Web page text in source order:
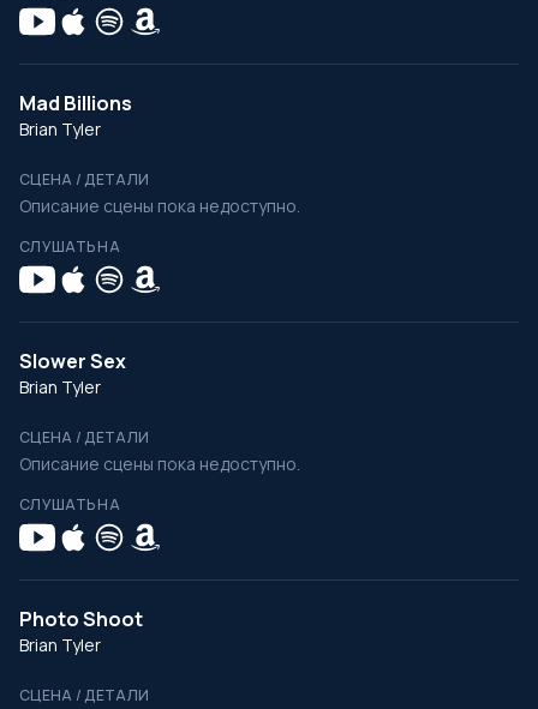
Mad Billions
Brian Tyler
СЦЕНА / ДЕТАЛИ
Описание сцены пока недоступно.
СЛУШАТЬ НА
Slower Sex
Brian Tyler
СЦЕНА / ДЕТАЛИ
Описание сцены пока недоступно.
СЛУШАТЬ НА
Photo Shoot
Brian Tyler
СЦЕНА / ДЕТАЛИ